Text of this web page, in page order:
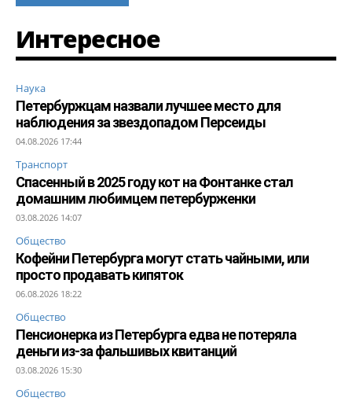
Интересное
Наука
Петербуржцам назвали лучшее место для
наблюдения за звездопадом Персеиды
04.08.2026 17:44
Транспорт
Спасенный в 2025 году кот на Фонтанке стал
домашним любимцем петербурженки
03.08.2026 14:07
Общество
Кофейни Петербурга могут стать чайными, или
просто продавать кипяток
06.08.2026 18:22
Общество
Пенсионерка из Петербурга едва не потеряла
деньги из-за фальшивых квитанций
03.08.2026 15:30
Общество